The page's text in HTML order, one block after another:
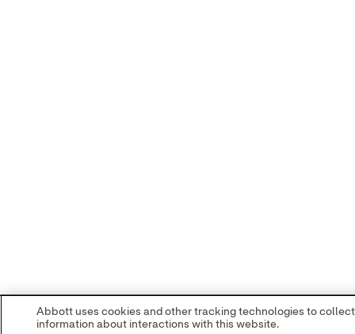
Abbott uses cookies and other tracking technologies to
information about interactions with this website.